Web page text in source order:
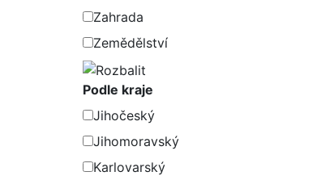
Zahrada
Zemědělství
Podle kraje
Jihočeský
Jihomoravský
Karlovarský